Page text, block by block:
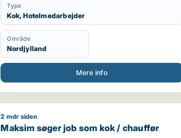
Type
Kok, Hotelmedarbejder
Område
Nordjylland
Mere info
Maksim søger job som kok / chauffør
2 mdr siden
Maksim søger job som kok / chauffør